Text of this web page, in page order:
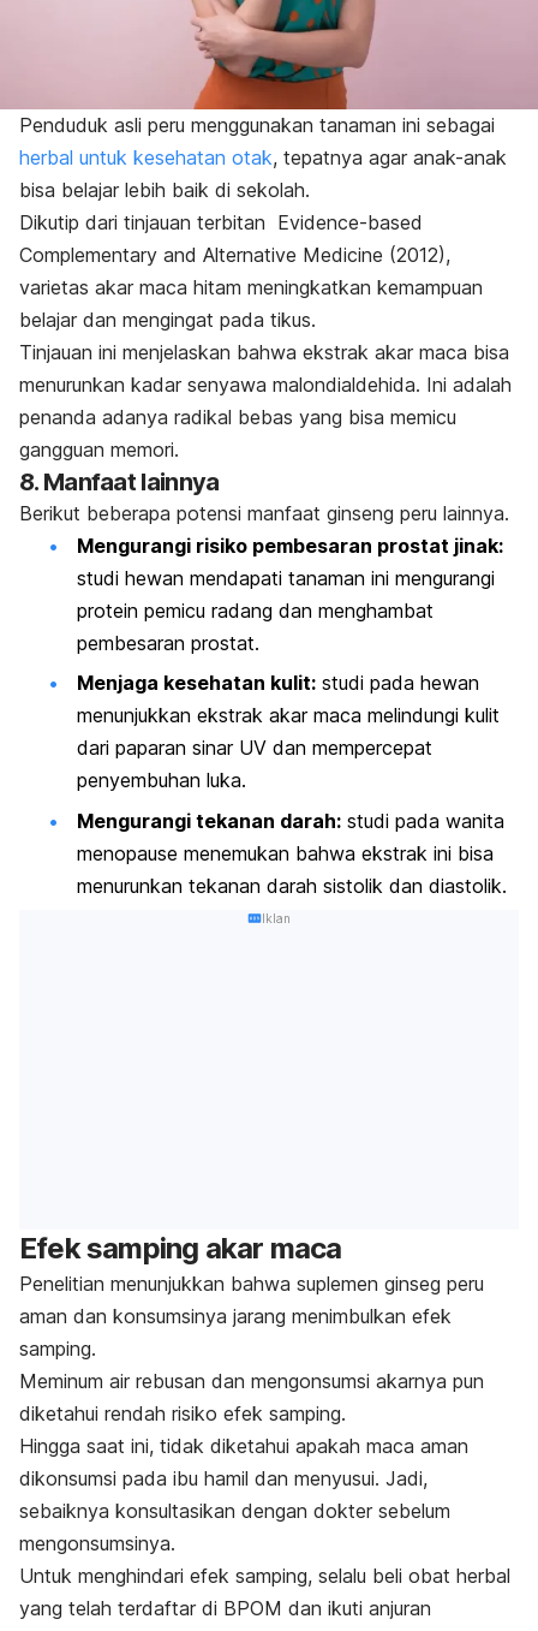
Penduduk asli peru menggunakan tanaman ini sebagai
herbal untuk kesehatan otak, tepatnya agar anak-anak
bisa belajar lebih baik di sekolah.
Dikutip dari tinjauan terbitan Evidence-based
Complementary and Alternative Medicine (2012),
varietas akar maca hitam meningkatkan kemampuan
belajar dan mengingat pada tikus.
Tinjauan ini menjelaskan bahwa ekstrak akar maca bisa
menurunkan kadar senyawa malondialdehida. Ini adalah
penanda adanya radikal bebas yang bisa memicu
gangguan memori.
8. Manfaat lainnya
Berikut beberapa potensi manfaat ginseng peru lainnya.
Mengurangi risiko pembesaran prostat jinak:
studi hewan mendapati tanaman ini mengurangi
protein pemicu radang dan menghambat
pembesaran prostat.
Menjaga kesehatan kulit: studi pada hewan
menunjukkan ekstrak akar maca melindungi kulit
dari paparan sinar UV dan mempercepat
penyembuhan luka.
Mengurangi tekanan darah: studi pada wanita
menopause menemukan bahwa ekstrak ini bisa
menurunkan tekanan darah sistolik dan diastolik.
Iklan
Efek samping akar maca
Penelitian menunjukkan bahwa suplemen ginseg peru
aman dan konsumsinya jarang menimbulkan efek
samping.
Meminum air rebusan dan mengonsumsi akarnya pun
diketahui rendah risiko efek samping.
Hingga saat ini, tidak diketahui apakah maca aman
dikonsumsi pada ibu hamil dan menyusui. Jadi,
sebaiknya konsultasikan dengan dokter sebelum
mengonsumsinya.
Untuk menghindari efek samping, selalu beli obat herbal
yang telah terdaftar di BPOM dan ikuti anjuran